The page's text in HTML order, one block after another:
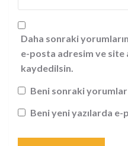
Daha sonraki
e-posta adresim ve site
kaydedilsin.
Beni sonraki
Beni yeni yazılarda